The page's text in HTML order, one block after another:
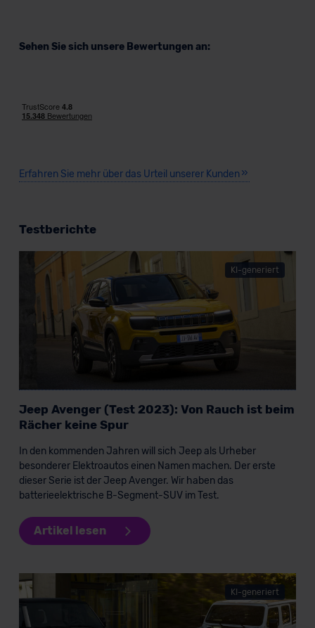
Sehen Sie sich unsere Bewertungen an:
Erfahren Sie mehr über das Urteil unserer Kunden
Testberichte
KI-generiert
Jeep Avenger (Test 2023): Von Rauch ist beim
Rächer keine Spur
In den kommenden Jahren will sich Jeep als Urheber
besonderer Elektroautos einen Namen machen. Der erste
dieser Serie ist der Jeep Avenger. Wir haben das
batterieelektrische B-Segment-SUV im Test.
Artikel lesen
KI-generiert